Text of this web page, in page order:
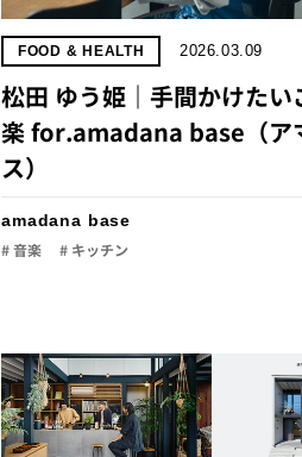
FOOD & HEALTH 2026.03.09
松田 ゆう姫｜手間かけたい
楽 for.amadana base（ア
ス）
amadana base
# 音楽 # キッチン